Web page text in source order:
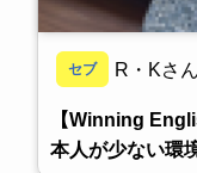
セブ R・Kさん
【Winning
本人が少ない環